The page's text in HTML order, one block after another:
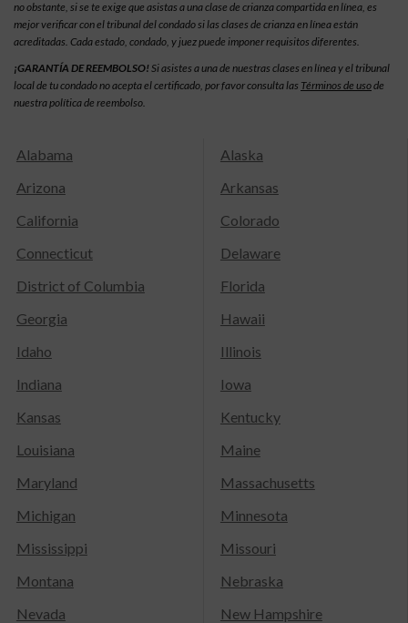
no obstante, si se te exige que asistas a una clase de crianza compartida en línea, es
mejor verificar con el tribunal del condado si las clases de crianza en línea están
acreditadas. Cada estado, condado, y juez puede imponer requisitos diferentes.
¡GARANTÍA DE REEMBOLSO! Si asistes a una de nuestras clases en línea y el tribunal
local de tu condado no acepta el certificado, por favor consulta las Términos de usode
nuestra política de reembolso.
Alabama
Alaska
Arizona
Arkansas
California
Colorado
Connecticut
Delaware
District of Columbia
Florida
Georgia
Hawaii
Idaho
Illinois
Indiana
Iowa
Kansas
Kentucky
Louisiana
Maine
Maryland
Massachusetts
Michigan
Minnesota
Mississippi
Missouri
Montana
Nebraska
Nevada
New Hampshire